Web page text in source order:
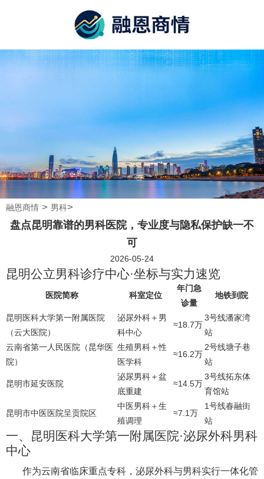
融恩商情 > 男科>
盘点昆明靠谱的男科医院，专业度与隐私保护缺一不
可
2026-05-24
昆明公立男科诊疗中心·坐标与实力速览
医院简称 科室定位
年门急
诊量
地铁到院
昆明医科大学第一附属医院
（云大医院）
泌尿外科＋男
科中心
≈18.7万
3号线潘家湾
站
云南省第一人民医院（昆华医
院）
生殖男科＋性
医学科
≈16.2万
2号线塘子巷
站
昆明市延安医院
泌尿男科＋盆
底重建
≈14.5万
3号线拓东体
育馆站
昆明市中医医院呈贡院区
中医男科＋生
殖调理
≈7.1万
1号线春融街
站
一、昆明医科大学第一附属医院·泌尿外科男科
中心
作为云南省临床重点专科，泌尿外科与男科实行一体化管